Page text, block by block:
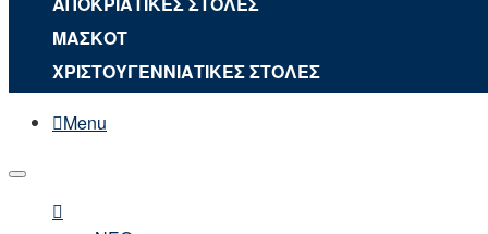
ΜΑΣΚΟΤ
ΧΡΙΣΤΟΥΓΕΝΝΙΑΤΙΚΕΣ ΣΤΟΛΕΣ
Menu